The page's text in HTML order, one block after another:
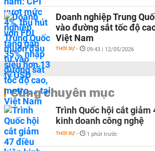
Doanh nghiệp Trung
vào đường sắt tốc độ
Việt Nam
THỜI SỰ - 09:43 | 12/05/2026
Cùng chuyên mục
Trình Quốc hội cắt giảm
kinh doanh công nghệ
THỜI SỰ - 1 phút trước